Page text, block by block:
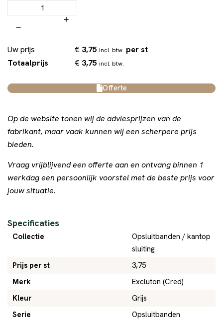
Uw prijs € 3,75 incl. btw. per st
Totaalprijs
€ 3,75 incl. btw.
Offerte
Op de website tonen wij de adviesprijzen van de
fabrikant, maar vaak kunnen wij een scherpere prijs
bieden.
Vraag vrijblijvend een offerte aan en ontvang binnen 1
werkdag een persoonlijk voorstel met de beste prijs voor
jouw situatie.
Specificaties
Collectie
Opsluitbanden / kantop
sluiting
Prijs per st
3,75
Merk
Excluton (Cred)
Kleur
Grijs
Serie
Opsluitbanden